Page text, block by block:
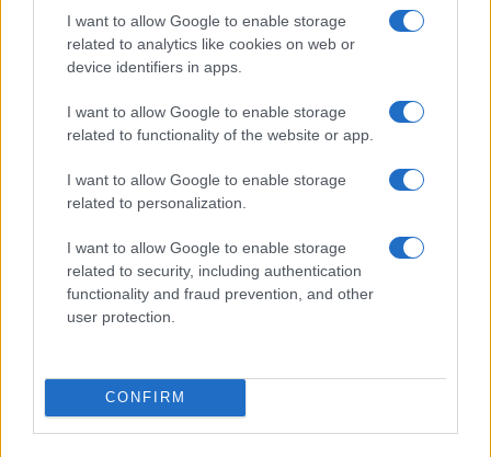
I want to allow Google to enable storage
related to analytics like cookies on web or
device identifiers in apps.
I want to allow Google to enable storage
related to functionality of the website or app.
I want to allow Google to enable storage
related to personalization.
I want to allow Google to enable storage
related to security, including authentication
functionality and fraud prevention, and other
user protection.
CONFIRM
Nome Prezzo
Eureka Bridged PAX
Gold (Terra
$4,187.30
Kinza Babylon Staked
(KBTC)
Steakhouse EURCV
Epoch Island